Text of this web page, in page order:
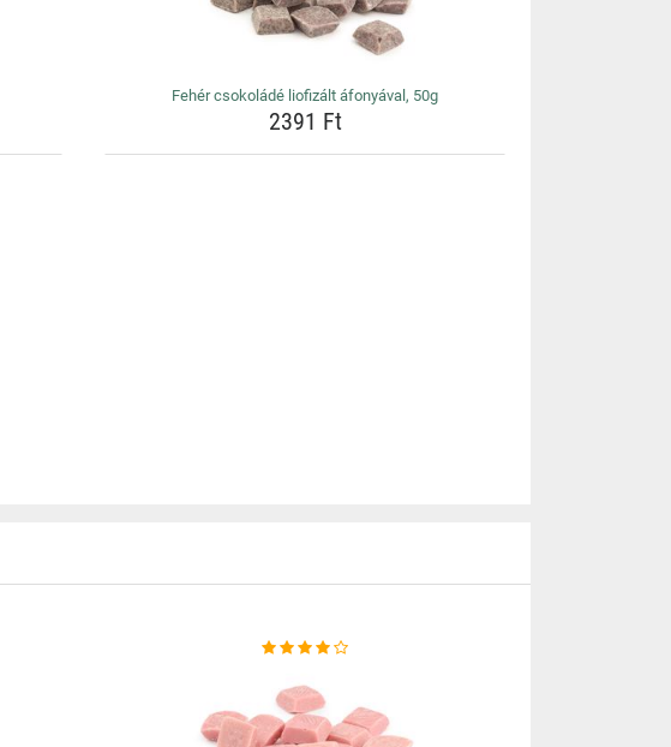
Fehér csokoládé liofizált áfonyával, 50g
2391 Ft